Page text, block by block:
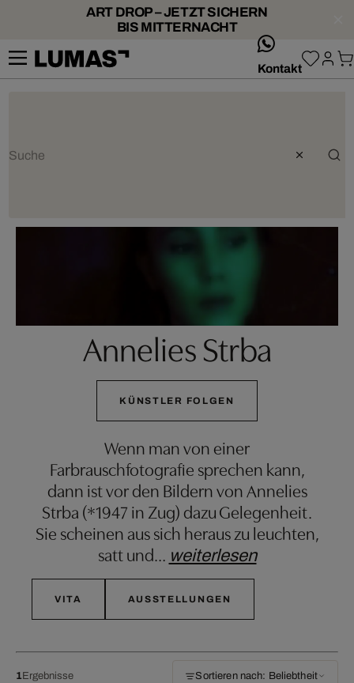
ART DROP – JETZT SICHERN
BIS MITTERNACHT
Kontakt
Annelies Strba
KÜNSTLER FOLGEN
Wenn man von einer
Farbrauschfotografie sprechen kann,
dann ist vor den Bildern von Annelies
Strba (*1947 in Zug) dazu Gelegenheit.
Sie scheinen aus sich heraus zu leuchten,
satt und… weiterlesen
VITA AUSSTELLUNGEN
1Ergebnisse Sortieren nach: Beliebtheit